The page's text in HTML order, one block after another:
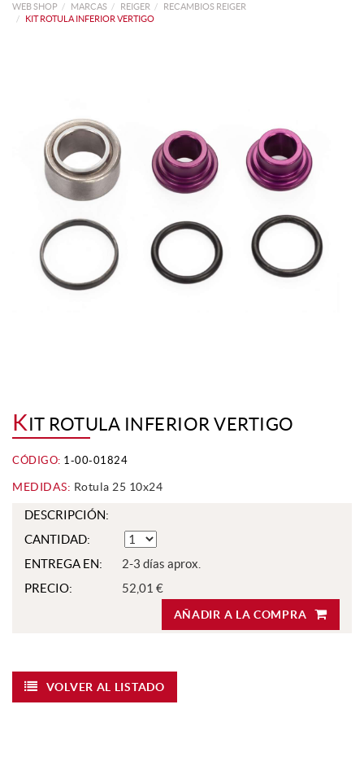
WEB SHOP MARCAS REIGER
RECAMBIOS REIGER
KIT ROTULA INFERIOR VERTIGO
KIT ROTULA INFERIOR VERTIGO
CÓDIGO: 1-00-01824
MEDIDAS: Rotula 25 10x24
DESCRIPCIÓN:
CANTIDAD:
ENTREGA EN:
2-3 días aprox.
PRECIO:
52,01 €
AÑADIR A LA COMPRA
VOLVER AL LISTADO